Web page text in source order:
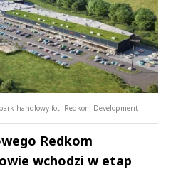
handlowy fot. Redkom Development
Redkom
wchodzi w etap